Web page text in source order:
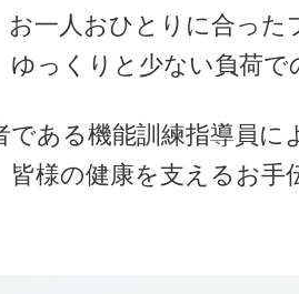
お一人おひとりに合った
ゆっくりと少ない負荷で
である機能訓練指導員に
皆様の健康を支えるお手